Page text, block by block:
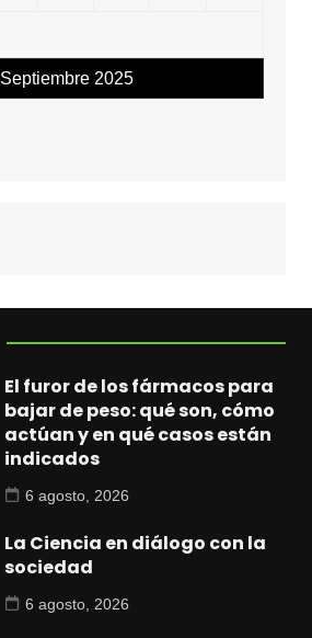
Septiembre 2025
El furor de los fármacos para
bajar de peso: qué son, cómo
actúan y en qué casos están
indicados
6 agosto, 2026
La Ciencia en diálogo con la
sociedad
6 agosto, 2026